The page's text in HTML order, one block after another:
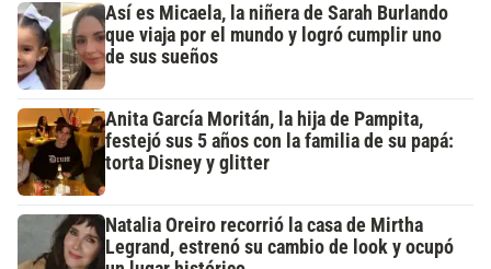
Así es Micaela, la niñera de Sarah Burlando
que viaja por el mundo y logró cumplir uno
de sus sueños
Anita García Moritán, la hija de Pampita,
festejó sus 5 años con la familia de su papá:
torta Disney y glitter
Natalia Oreiro recorrió la casa de Mirtha
Legrand, estrenó su cambio de look y ocupó